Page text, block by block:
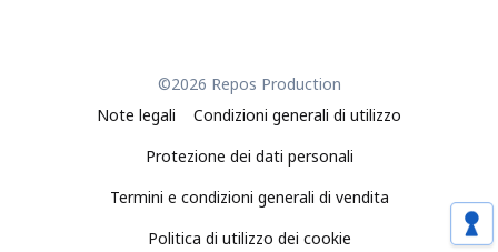
©2026 Repos Production
Note legali
Condizioni generali di utilizzo
Protezione dei dati personali
Termini e condizioni generali di vendita
Politica di utilizzo dei cookie